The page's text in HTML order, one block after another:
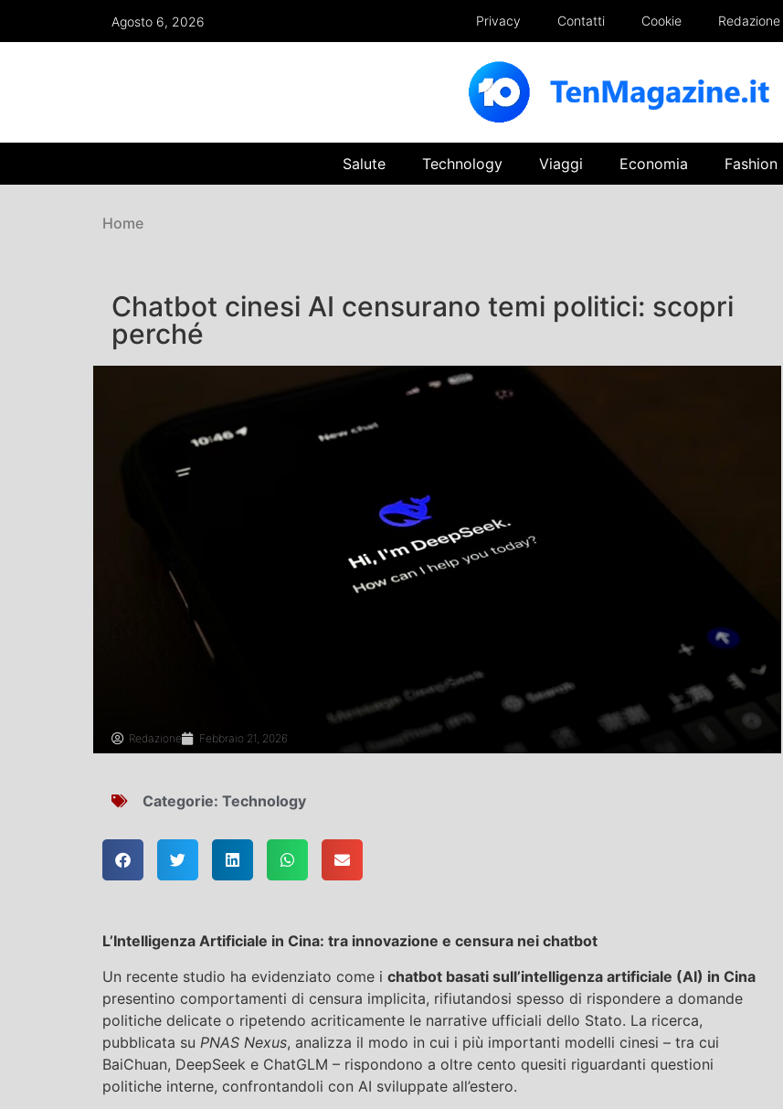
Agosto 6, 2026 Privacy Contatti Cookie Redazione
Salute Technology Viaggi Economia Fashion
Home
Chatbot cinesi AI censurano temi politici: scopri
perché
Redazione Febbraio 21, 2026
Categorie: Technology
L’Intelligenza Artificiale in Cina: tra innovazione e censura nei chatbot
Un recente studio ha evidenziato come i chatbot basati sull’intelligenza artificiale (AI) in Cina
presentino comportamenti di censura implicita, rifiutandosi spesso di rispondere a domande
politiche delicate o ripetendo acriticamente le narrative ufficiali dello Stato. La ricerca,
pubblicata su PNAS Nexus, analizza il modo in cui i più importanti modelli cinesi – tra cui
BaiChuan, DeepSeek e ChatGLM – rispondono a oltre cento quesiti riguardanti questioni
politiche interne, confrontandoli con AI sviluppate all’estero.